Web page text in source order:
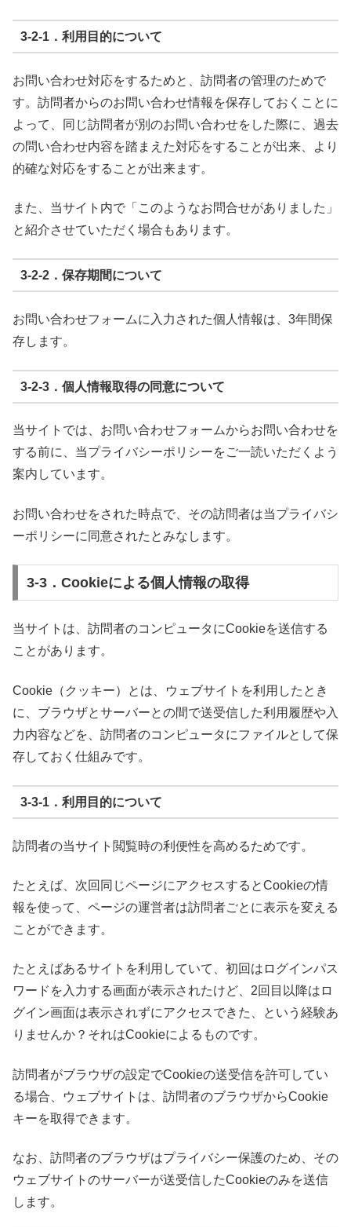
3-2-1．利用目的について
お問い合わせ対応をするためと、訪問者の管理のためで
す。訪問者からのお問い合わせ情報を保存しておくことに
よって、同じ訪問者が別のお問い合わせをした際に、過去
の問い合わせ内容を踏まえた対応をすることが出来、より
的確な対応をすることが出来ます。
また、当サイト内で「このようなお問合せがありました」
と紹介させていただく場合もあります。
3-2-2．保存期間について
お問い合わせフォームに入力された個人情報は、3年間保
存します。
3-2-3．個人情報取得の同意について
当サイトでは、お問い合わせフォームからお問い合わせを
する前に、当プライバシーポリシーをご一読いただくよう
案内しています。
お問い合わせをされた時点で、その訪問者は当プライバシ
ーポリシーに同意されたとみなします。
3-3．Cookieによる個人情報の取得
当サイトは、訪問者のコンピュータにCookieを送信する
ことがあります。
Cookie（クッキー）とは、ウェブサイトを利用したとき
に、ブラウザとサーバーとの間で送受信した利用履歴や入
力内容などを、訪問者のコンピュータにファイルとして保
存しておく仕組みです。
3-3-1．利用目的について
訪問者の当サイト閲覧時の利便性を高めるためです。
たとえば、次回同じページにアクセスするとCookieの情
報を使って、ページの運営者は訪問者ごとに表示を変える
ことができます。
たとえばあるサイトを利用していて、初回はログインパス
ワードを入力する画面が表示されたけど、2回目以降はロ
グイン画面は表示されずにアクセスできた、という経験あ
りませんか？それはCookieによるものです。
訪問者がブラウザの設定でCookieの送受信を許可してい
る場合、ウェブサイトは、訪問者のブラウザからCookie
キーを取得できます。
なお、訪問者のブラウザはプライバシー保護のため、その
ウェブサイトのサーバーが送受信したCookieのみを送信
します。